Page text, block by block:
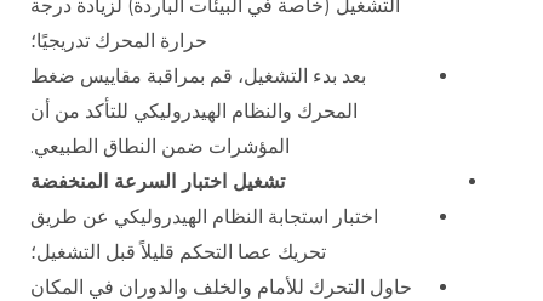
التشغيل (خاصة في البيئات الباردة) لزيادة درجة
حرارة المحرك تدريجيًا؛
بعد بدء التشغيل، قم بمراقبة مقاييس ضغط
المحرك والنظام الهيدروليكي للتأكد من أن
المؤشرات ضمن النطاق الطبيعي.
تشغيل اختبار السرعة المنخفضة
اختبار استجابة النظام الهيدروليكي عن طريق
تحريك عصا التحكم قليلاً قبل التشغيل؛
حاول التحرك للأمام والخلف والدوران في المكان